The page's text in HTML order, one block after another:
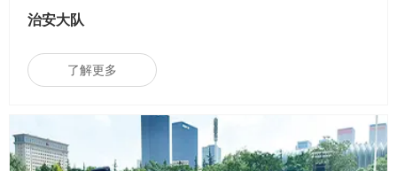
治安大队
了解更多